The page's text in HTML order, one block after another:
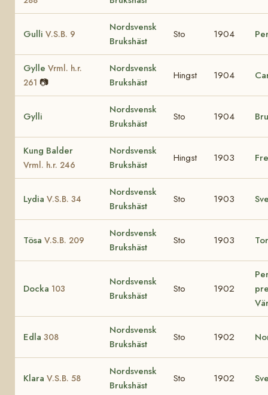
Gulli V.S.B. 9
Nordsvensk
Brukshäst
Sto 1904
Gylle Vrml. h.r.
261 📷
Nordsvensk
Brukshäst
Hingst 1904
Gylli
Nordsvensk
Brukshäst
Sto 1904
Kung Balder
Vrml. h.r. 246
Nordsvensk
Brukshäst
Hingst 1903
Lydia V.S.B. 34
Nordsvensk
Brukshäst
Sto 1903
Tösa V.S.B. 209
Nordsvensk
Brukshäst
Sto 1903
Docka 103
Nordsvensk
Brukshäst
Sto 1902
Edla 308
Nordsvensk
Brukshäst
Sto 1902
Klara V.S.B. 58
Nordsvensk
Brukshäst
Sto 1902